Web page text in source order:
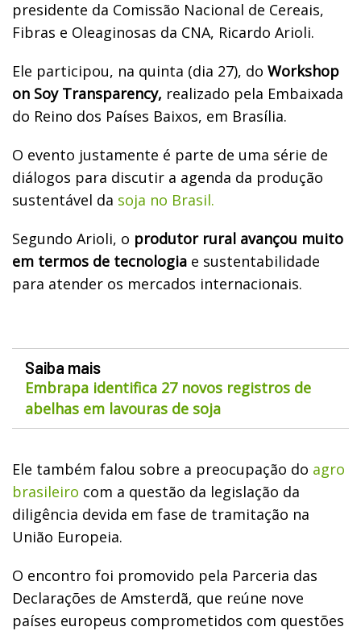
presidente da Comissão Nacional de Cereais,
Fibras e Oleaginosas da CNA, Ricardo Arioli.
Ele participou, na quinta (dia 27), do Workshop
on Soy Transparency, realizado pela Embaixada
do Reino dos Países Baixos, em Brasília.
O evento justamente é parte de uma série de
diálogos para discutir a agenda da produção
sustentável da soja no Brasil.
Segundo Arioli, o produtor rural avançou muito
em termos de tecnologia e sustentabilidade
para atender os mercados internacionais.
Saiba mais
Embrapa identifica 27 novos registros de
abelhas em lavouras de soja
Ele também falou sobre a preocupação do agro
brasileiro com a questão da legislação da
diligência devida em fase de tramitação na
União Europeia.
O encontro foi promovido pela Parceria das
Declarações de Amsterdã, que reúne nove
países europeus comprometidos com questões